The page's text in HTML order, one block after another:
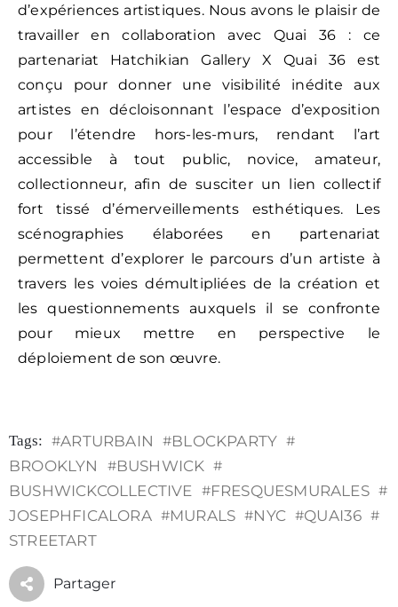
d’expériences artistiques. Nous avons le plaisir de
travailler en collaboration avec Quai 36 : ce
partenariat Hatchikian Gallery X Quai 36 est
conçu pour donner une visibilité inédite aux
artistes en décloisonnant l’espace d’exposition
pour l’étendre hors-les-murs, rendant l’art
accessible à tout public, novice, amateur,
collectionneur, afin de susciter un lien collectif
fort tissé d’émerveillements esthétiques. Les
scénographies élaborées en partenariat
permettent d’explorer le parcours d’un artiste à
travers les voies démultipliées de la création et
les questionnements auxquels il se confronte
pour mieux mettre en perspective le
déploiement de son œuvre.
Tags: #ARTURBAIN #BLOCKPARTY #
BROOKLYN #BUSHWICK #
BUSHWICKCOLLECTIVE #FRESQUESMURALES #
JOSEPHFICALORA #MURALS #NYC #QUAI36 #
STREETART
Partager